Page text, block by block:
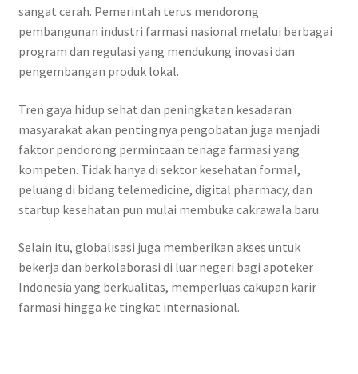
sangat cerah. Pemerintah terus mendorong
pembangunan industri farmasi nasional melalui berbagai
program dan regulasi yang mendukung inovasi dan
pengembangan produk lokal.
Tren gaya hidup sehat dan peningkatan kesadaran
masyarakat akan pentingnya pengobatan juga menjadi
faktor pendorong permintaan tenaga farmasi yang
kompeten. Tidak hanya di sektor kesehatan formal,
peluang di bidang telemedicine, digital pharmacy, dan
startup kesehatan pun mulai membuka cakrawala baru.
Selain itu, globalisasi juga memberikan akses untuk
bekerja dan berkolaborasi di luar negeri bagi apoteker
Indonesia yang berkualitas, memperluas cakupan karir
farmasi hingga ke tingkat internasional.